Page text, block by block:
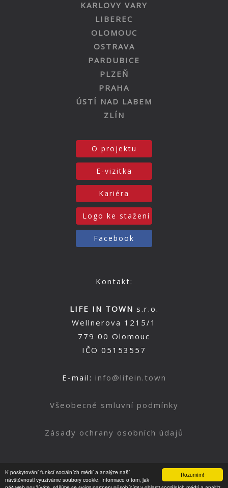
Rozumím!
K poskytování funkcí sociálních médií a analýze naší
návštěvnosti využíváme soubory cookie. Informace o tom, jak
KARLOVY VARY
LIBEREC
OLOMOUC
OSTRAVA
PARDUBICE
PLZEŇ
PRAHA
ÚSTÍ NAD LABEM
ZLÍN
O projektu
E-vizitka
Kariéra
Logo ke stažení
Facebook
Kontakt:
LIFE IN TOWN s.r.o.
Wellnerova 1215/1
779 00 Olomouc
IČO 05153557
E-mail: info@lifein.town
Všeobecné smluvní podmínky
Zásady ochrany osobních údajů
Nahoru